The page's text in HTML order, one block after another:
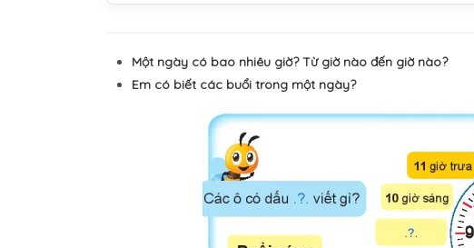
Một ngày có bao nhiêu giờ? Từ giờ nào đến giờ nào?
Em có biết các buổi trong một ngày?